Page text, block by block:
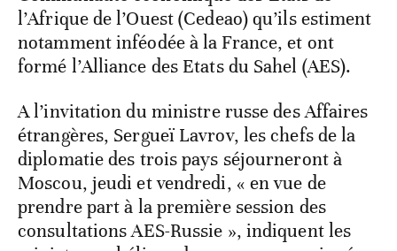
l’Afrique de l’Ouest (Cedeao) qu’ils estiment
notamment inféodée à la France, et ont
formé l’Alliance des Etats du Sahel (AES).
A l’invitation du ministre russe des Affaires
étrangères, Sergueï Lavrov, les chefs de la
diplomatie des trois pays séjourneront à
Moscou, jeudi et vendredi, « en vue de
prendre part à la première session des
consultations AES-Russie », indiquent les